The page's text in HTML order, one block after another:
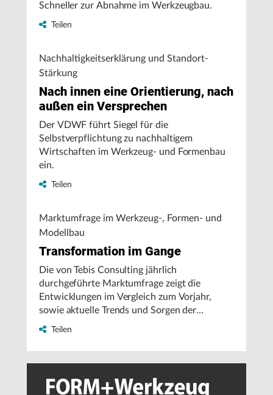
Schneller zur Abnahme im Werkzeugbau.
Teilen
Nachhaltigkeitserklärung und Standort-
Stärkung
Nach innen eine Orientierung, nach
außen ein Versprechen
Der VDWF führt Siegel für die
Selbstverpflichtung zu nachhaltigem
Wirtschaften im Werkzeug- und Formenbau
ein.
Teilen
Marktumfrage im Werkzeug-, Formen- und
Modellbau
Transformation im Gange
Die von Tebis Consulting jährlich
durchgeführte Marktumfrage zeigt die
Entwicklungen im Vergleich zum Vorjahr,
sowie aktuelle Trends und Sorgen der
Unternehmen.
Teilen